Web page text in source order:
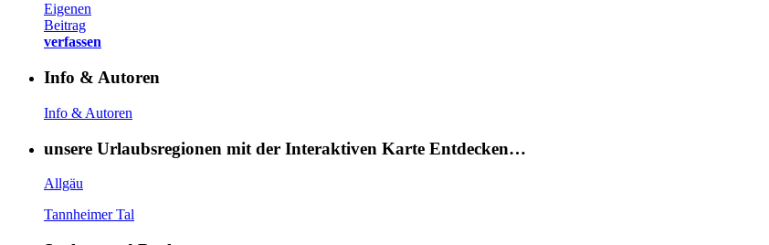
Eigenen
Beitrag
verfassen
Info & Autoren
Info & Autoren
unsere Urlaubsregionen mit der Interaktiven Karte Entdecken…
Allgäu
Tannheimer Tal